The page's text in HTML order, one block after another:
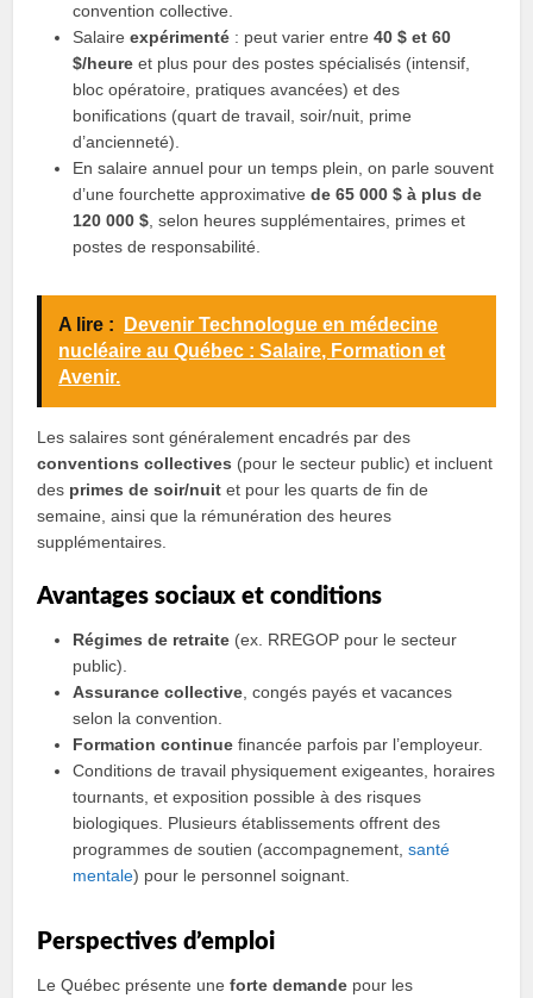
convention collective.
Salaireexpérimenté : peut varier entre40 $ et 60
$/heure et plus pour des postes spécialisés (intensif,
bloc opératoire, pratiques avancées) et des
bonifications (quart de travail, soir/nuit, prime
d’ancienneté).
En salaire annuel pour un temps plein, on parle souvent
d’une fourchette approximativede 65 000 $ à plus de
120 000 $ , selon heures supplémentaires, primes et
postes de responsabilité.
A lire :
Devenir Technologue en médecine
nucléaire au Québec : Salaire, Formation et
Avenir.
Les salaires sont généralement encadrés par des
conventions collectives (pour le secteur public) et incluent
des primes de soir/nuit et pour les quarts de fin de
semaine, ainsi que la rémunération des heures
supplémentaires.
Avantages sociaux et conditions
Régimes de retraite (ex. RREGOP pour le secteur
public).
Assurance collective , congés payés et vacances
selon la convention.
Formation continue financée parfois par l’employeur.
Conditions de travail physiquement exigeantes, horaires
tournants, et exposition possible à des risques
biologiques. Plusieurs établissements offrent des
programmes de soutien (accompagnement,santé
mentale) pour le personnel soignant.
Perspectives d’emploi
Le Québec présente uneforte demande pour les